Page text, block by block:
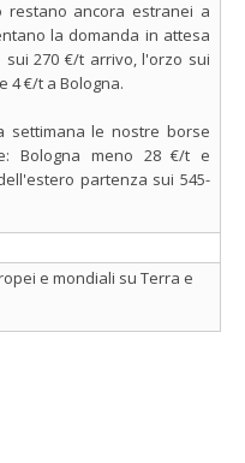
ancora estranei a
la domanda in attesa
270 €/t arrivo, l'orzo sui
4 €/t a Bologna.
settimana le nostre borse
Bologna meno 28 €/t e
partenza sui 545-
e mondiali su Terra e